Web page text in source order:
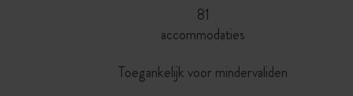
81
accommodaties
Toegankelijk voor mindervaliden